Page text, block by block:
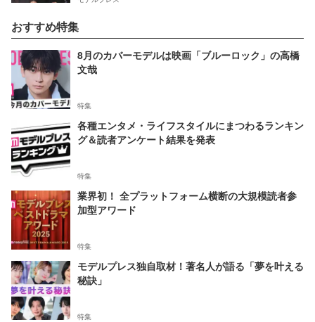
おすすめ特集
8月のカバーモデルは映画「ブルーロック」の高橋
文哉
特集
各種エンタメ・ライフスタイルにまつわるランキン
グ＆読者アンケート結果を発表
特集
業界初！ 全プラットフォーム横断の大規模読者参
加型アワード
特集
モデルプレス独自取材！著名人が語る「夢を叶える
秘訣」
特集